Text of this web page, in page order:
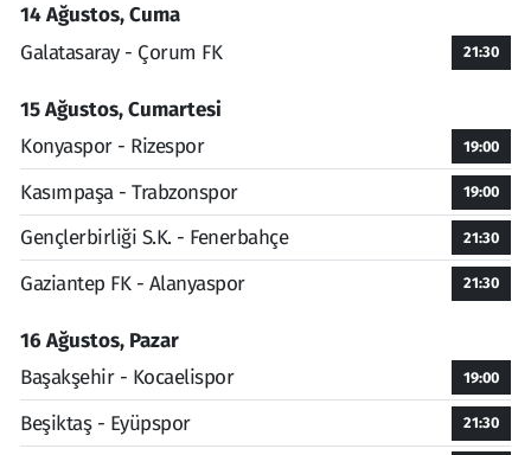
14 Ağustos, Cuma
Galatasaray - Çorum FK
21:30
15 Ağustos, Cumartesi
Konyaspor - Rizespor
19:00
Kasımpaşa - Trabzonspor 19:00
Gençlerbirliği S.K. - Fenerbahçe 21:30
Gaziantep FK - Alanyaspor 21:30
16 Ağustos, Pazar
Başakşehir - Kocaelispor
19:00
Beşiktaş - Eyüpspor 21:30